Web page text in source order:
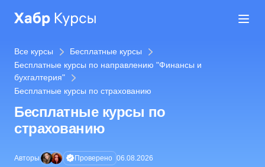
Все курсы
Бесплатные курсы
Бесплатные курсы по направлению "Финансы и
бухгалтерия"
Бесплатные курсы по страхованию
Бесплатные курсы по
страхованию
Авторы Проверено 06.08.2026